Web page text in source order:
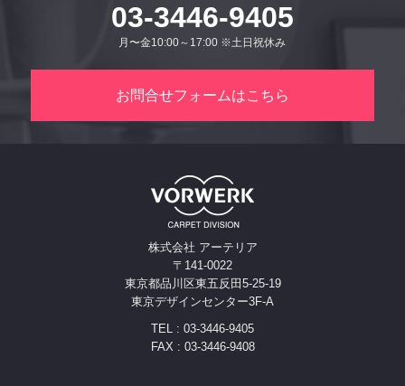
03-3446-9405
月〜金10:00～17:00 ※土日祝休み
お問合せフォームはこちら
株式会社 アーテリア
〒141-0022
東京都品川区東五反田5-25-19
東京デザインセンター3F-A
TEL : 03-3446-9405
FAX : 03-3446-9408